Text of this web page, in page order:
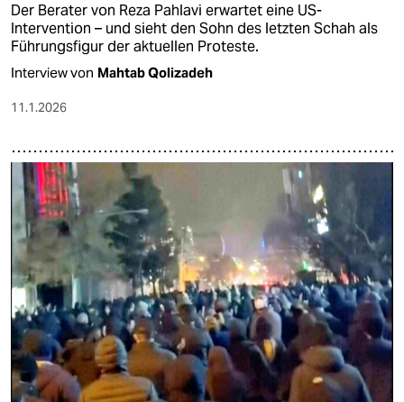
Der Berater von Reza Pahlavi erwartet eine US-
Intervention – und sieht den Sohn des letzten Schah als
Führungsfigur der aktuellen Proteste.
Interview von Mahtab Qolizadeh
11.1.2026